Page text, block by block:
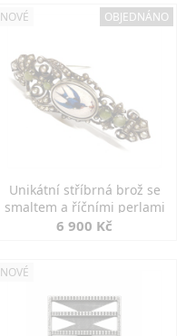
NOVÉ OBJEDNÁNO
Unikátní stříbrná brož se
smaltem a říčními perlami
6 900 Kč
NOVÉ